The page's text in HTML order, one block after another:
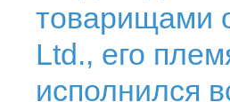
товарищами
Ltd., его
исполнился